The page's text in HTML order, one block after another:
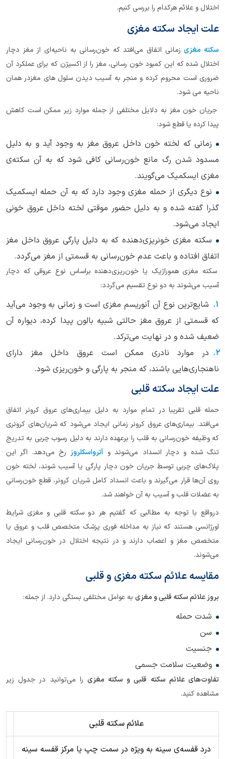
اختلال و علائم هرکدام را بررسی کنیم.
علت ایجاد سکته مغزی
سکته مغزیزمانی اتفاق می‌افتد که خون‌رسانی به ناحیه‌ای از مغز دچار
اختلال شده که این کمبود خون رسانی، مغز را از اکسیژن که برای عملکرد آن
ضروری است محروم کرده و منجر به آسیب دیدن سلول های مغزدر همان
ناحیه می شود.
جریان خون مغز به دلایل مختلفی از جمله موارد زیر ممکن است کاهش
پیدا کرده یا قطع شود:
زمانی که لخته خون داخل عروق مغز به وجود آید و به دلیل
مسدود شدن رگ مانع خون‌رسانی کافی شود که به آن سکته‌ی
مغزی ایسکمیک می‌گویند.
نوع دیگری از حمله مغزی وجود دارد که به آن حمله ایسکمیک
گذرا گفته‌ شده و به دلیل حضور موقتی لخته داخل عروق خونی
ایجاد می‌شود.
سکته مغزی خونریزی‌دهنده که به دلیل پارگی عروق داخل مغز
اتفاق افتاده و باعث عدم خون‌رسانی به قسمتی از مغز می‌گردد.
سکته‌ مغزی هموراژیک یا خون‌ریزی‌دهنده براساس نوع عروقی که دچار
آسیب می‌شوند به دو نوع تقسیم می‌گردد:
شایع‌ترین نوع آن آنوریسم مغزی است و زمانی به وجود می‌آید
که قسمتی از عروق مغز حالتی شبیه بالون پیدا کرده، دیواره آن
ضعیف شده و در نهایت می‌ترکد.
در موارد نادری ممکن است عروق داخل مغز دارای
ناهنجاری‌هایی باشند، که منجر به پارگی و خون‌ریزی شود.
علت ایجاد سکته ‌قلبی
حمله قلبی تقریبا در تمام موارد به دلیل بیماری‌های عروق کرونر اتفاق
می‌افتد. بیماری‌های عروق کرونر زمانی ایجاد می‌شود که شریان‌های کرونری
که وظیفه خون‌رسانی به قلب را برعهده دارند به دلیل رسوب چربی به تدریج
تنگ شده و دچار انسداد می‌شوند و آترواسکلروز رخ می‌دهد. اگر این
پلاک‌های چربی توسط جریان خون دچار پارگی یا آسیب شوند، لخته خون
روی آن‌ها قرار می‌گیرند و باعث انسداد کامل شریان کرونر، قطع خون‌رسانی
به عضلات قلب و آسیب به آن خواهند شد.
درواقع با توجه به مطالبی که گفتیم هر دو سکته‌ قلبی و مغزی شرایط
اورژانسی هستند که نیاز به مداخله فوری پزشک متخصص قلب و عروق یا
متخصص مغز و اعصاب دارند و در نتیجه اختلال در خون‌رسانی ایجاد
می‌شوند.
مقایسه علائم سکته مغزی و قلبی
بروز علائم سکته قلبی و مغزی به عوامل مختلفی بستگی دارد. از جمله:
شدت حمله
سن
جنسیت
وضعیت سلامت جسمی
تفاوت‌های علائم سکته قلبی و سکته مغزی را می‌توانید در جدول زیر
مشاهده کنید.
علائم سکته قلبی
درد قفسه‌ی سینه به ویژه در سمت چپ یا مرکز قفسه سینه